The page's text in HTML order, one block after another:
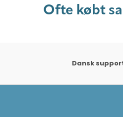
Ofte købt
Dansk